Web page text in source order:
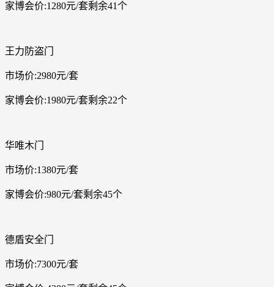
家博会价:1280元/套剩余41个
王力防盗门
市场价:2980元/套
家博会价:1980元/套剩余22个
华唯木门
市场价:1380元/套
家博会价:980元/套剩余45个
德盾安全门
市场价:7300元/套